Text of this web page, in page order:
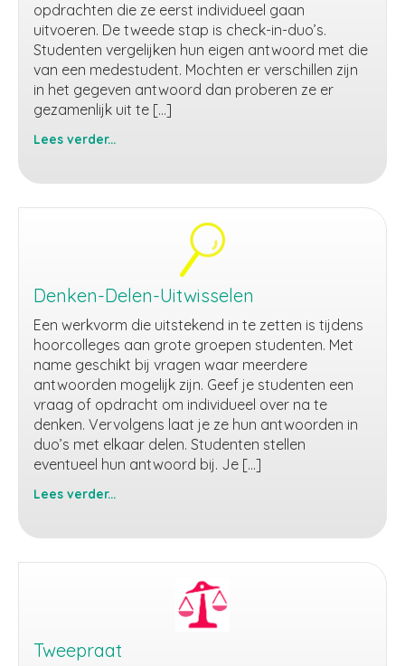
opdrachten die ze eerst individueel gaan
uitvoeren. De tweede stap is check-in-duo’s.
Studenten vergelijken hun eigen antwoord met die
van een medestudent. Mochten er verschillen zijn
in het gegeven antwoord dan proberen ze er
gezamenlijk uit te […]
Lees verder...
Denken-Delen-Uitwisselen
Een werkvorm die uitstekend in te zetten is tijdens
hoorcolleges aan grote groepen studenten. Met
name geschikt bij vragen waar meerdere
antwoorden mogelijk zijn. Geef je studenten een
vraag of opdracht om individueel over na te
denken. Vervolgens laat je ze hun antwoorden in
duo’s met elkaar delen. Studenten stellen
eventueel hun antwoord bij. Je […]
Lees verder...
Tweepraat